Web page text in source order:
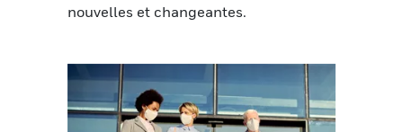
nouvelles et changeantes.